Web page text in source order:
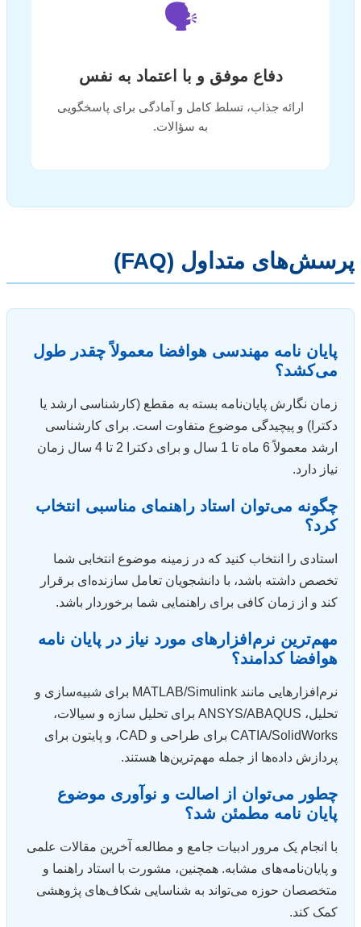
🗣️
دفاع موفق و با اعتماد به نفس
ارائه جذاب، تسلط کامل و آمادگی برای پاسخگویی
به سؤالات.
پرسش‌های متداول (FAQ)
پایان نامه مهندسی هوافضا معمولاً چقدر طول
می‌کشد؟
زمان نگارش پایان‌نامه بسته به مقطع (کارشناسی ارشد یا
دکترا) و پیچیدگی موضوع متفاوت است. برای کارشناسی
ارشد معمولاً 6 ماه تا 1 سال و برای دکترا 2 تا 4 سال زمان
نیاز دارد.
چگونه می‌توان استاد راهنمای مناسبی انتخاب
کرد؟
استادی را انتخاب کنید که در زمینه موضوع انتخابی شما
تخصص داشته باشد، با دانشجویان تعامل سازنده‌ای برقرار
کند و از زمان کافی برای راهنمایی شما برخوردار باشد.
مهم‌ترین نرم‌افزارهای مورد نیاز در پایان نامه
هوافضا کدامند؟
نرم‌افزارهایی مانند MATLAB/Simulink برای شبیه‌سازی و
تحلیل، ANSYS/ABAQUS برای تحلیل سازه و سیالات،
CATIA/SolidWorks برای طراحی و CAD، و پایتون برای
پردازش داده‌ها از جمله مهم‌ترین‌ها هستند.
چطور می‌توان از اصالت و نوآوری موضوع
پایان نامه مطمئن شد؟
با انجام یک مرور ادبیات جامع و مطالعه آخرین مقالات علمی
و پایان‌نامه‌های مشابه. همچنین، مشورت با استاد راهنما و
متخصصان حوزه می‌تواند به شناسایی شکاف‌های پژوهشی
کمک کند.